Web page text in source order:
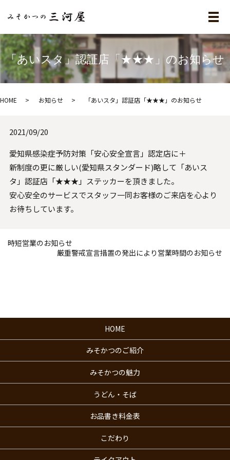
メ
「あいスタ」認証店「★★★」のお知らせ
HOME お知らせ 「あいスタ」認証店「★★★」のお知らせ
2021/09/20
愛知県感染症予防対策「安心安全宣言」認定店に＋
新制度の更に厳しい(愛知県スタンダード)略して「あいス
タ」認証店「★★★」ステッカーを頂きました。
安心安全のサービスでスタッフ一同お客様のご来店を心より
お待ちしています。
時短営業のお知らせ
厳重警戒宣言措置の発出により営業時間のお知らせ
HOME
みそかつのご紹介
みそかつの魅力
うどん・そば
お品書き料金表
こだわり